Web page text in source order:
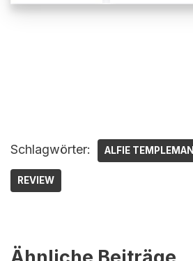
Schlagwörter: ALFIE TEMPLEMAN
REVIEW